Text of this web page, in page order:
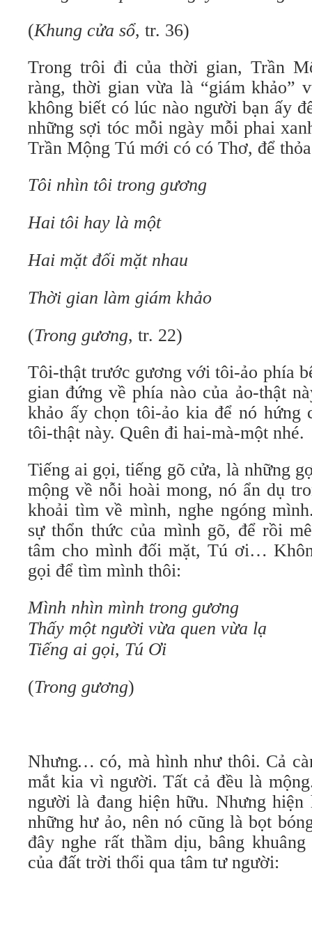
(Khung cửa sổ, tr. 36)
Trong trôi đi của thời gian, Trần
ràng, thời gian vừa là “giám khảo”
không biết có lúc nào người bạn ấy
những sợi tóc mỗi ngày mỗi phai
Trần Mộng Tú mới có có Thơ, để
Tôi nhìn tôi trong gương
Hai tôi hay là một
Hai mặt đối mặt nhau
Thời gian làm giám khảo
(Trong gương, tr. 22)
Tôi-thật trước gương với tôi-ảo phía
gian đứng về phía nào của ảo-thật
khảo ấy chọn tôi-ảo kia để nó hứng
tôi-thật này. Quên đi hai-mà-một nhé.
Tiếng ai gọi, tiếng gõ cửa, là những
mộng về nỗi hoài mong, nó ẩn dụ
khoải tìm về mình, nghe ngóng
sự thổn thức của mình gõ, để rồi
tâm cho mình đối mặt, Tú ơi…
gọi để tìm mình thôi:
Mình nhìn mình trong gương
Thấy một người vừa quen vừa lạ
Tiếng ai gọi, Tú Ơi
(Trong gương)
Nhưng… có, mà hình như thôi. Cả
mắt kia vì người. Tất cả đều là
người là đang hiện hữu. Nhưng
những hư ảo, nên nó cũng là bọt
đây nghe rất thầm dịu, bâng
của đất trời thổi qua tâm tư người: